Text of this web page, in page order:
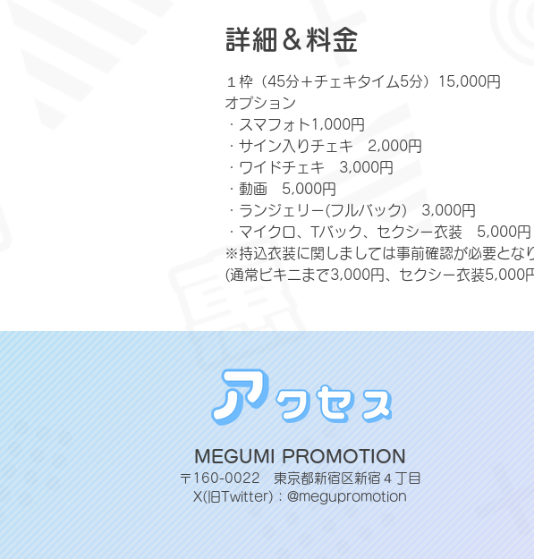
詳細＆料金
１枠（45分＋チェキタイム5分）15,000円
オプション
​・スマフォト1,000円
・サイン入りチェキ　2,000円
・ワイドチェキ　3,000円
・動画　5,000円
・ランジェリー(フルバック)　3,000円
・マイクロ、Tバック、セクシー衣装　5,000円
※持込衣装に関しましては事前確認が必要とな
(通常ビキニまで3,000円、セクシー衣装5,000
MEGUMI PROMOTION
〒160-0022 東京都新宿区新宿４丁目
X(旧Twitter)：@megupromotion